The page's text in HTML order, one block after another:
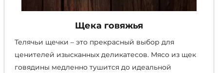
Щека говяжья
Телячьи щечки – это прекрасный выбор для
ценителей изысканных деликатесов. Мясо из щек
говядины медленно тушится до идеальной